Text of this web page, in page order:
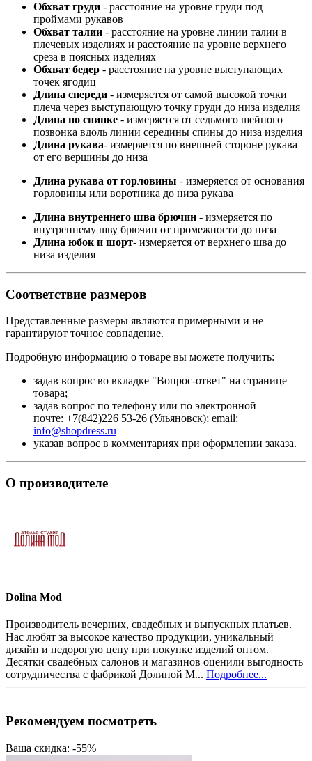
Обхват груди - расстояние на уровне груди под
проймами рукавов
Обхват талии - расстояние на уровне линии талии в
плечевых изделиях и расстояние на уровне верхнего
среза в поясных изделиях
Обхват бедер - расстояние на уровне выступающих
точек ягодиц
Длина спереди - измеряется от самой высокой точки
плеча через выступающую точку груди до низа изделия
Длина по спинке - измеряется от седьмого шейного
позвонка вдоль линии середины спины до низа изделия
Длина рукава- измеряется по внешней стороне рукава
от его вершины до низа
Длина рукава от горловины - измеряется от основания
горловины или воротника до низа рукава
Длина внутреннего шва брючин - измеряется по
внутреннему шву брючин от промежности до низа
Длина юбок и шорт- измеряется от верхнего шва до
низа изделия
Соответствие размеров
Представленные размеры являются примерными и не
гарантируют точное совпадение.
Подробную информацию о товаре вы можете получить:
задав вопрос во вкладке "Вопрос-ответ" на странице
товара;
задав вопрос по телефону или по электронной
почте: +7(842)226 53-26 (Ульяновск); email:
info@shopdress.ru
указав вопрос в комментариях при оформлении заказа.
О производителе
Dolina Mod
Производитель вечерних, свадебных и выпускных платьев.
Нас любят за высокое качество продукции, уникальный
дизайн и недорогую цену при покупке изделий оптом.
Десятки свадебных салонов и магазинов оценили выгодность
сотрудничества с фабрикой Долиной М... Подробнее...
Рекомендуем посмотреть
Ваша скидка: -55%